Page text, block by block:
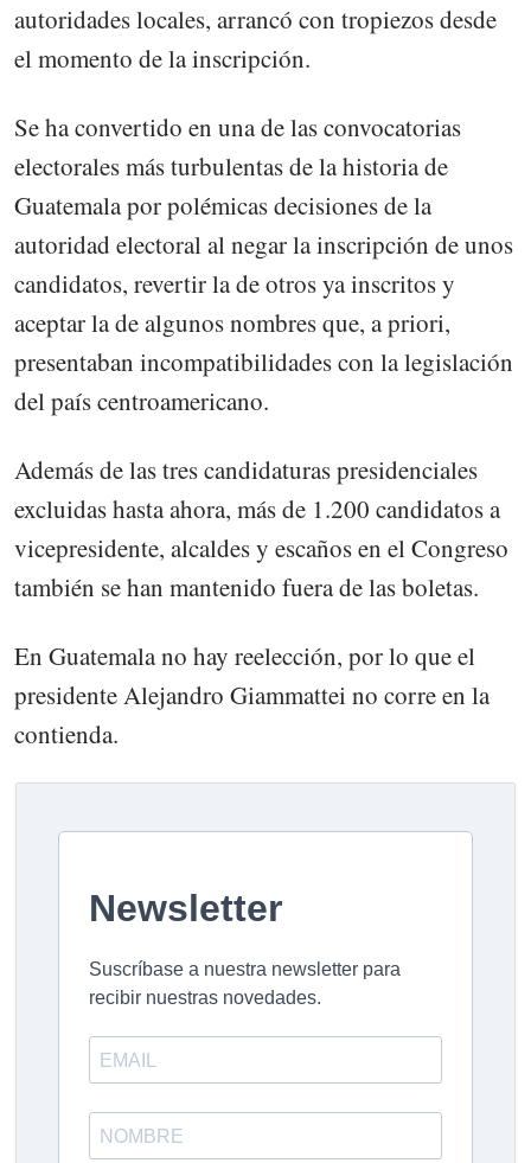
autoridades locales, arrancó con tropiezos desde
el momento de la inscripción.
Se ha convertido en una de las convocatorias
electorales más turbulentas de la historia de
Guatemala por polémicas decisiones de la
autoridad electoral al negar la inscripción de unos
candidatos, revertir la de otros ya inscritos y
aceptar la de algunos nombres que, a priori,
presentaban incompatibilidades con la legislación
del país centroamericano.
Además de las tres candidaturas presidenciales
excluidas hasta ahora, más de 1.200 candidatos a
vicepresidente, alcaldes y escaños en el Congreso
también se han mantenido fuera de las boletas.
En Guatemala no hay reelección, por lo que el
presidente Alejandro Giammattei no corre en la
contienda.